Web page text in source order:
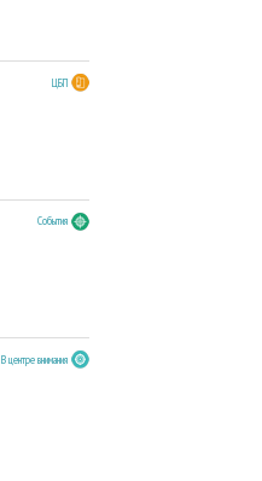
ЦБП
События
В центре внимания